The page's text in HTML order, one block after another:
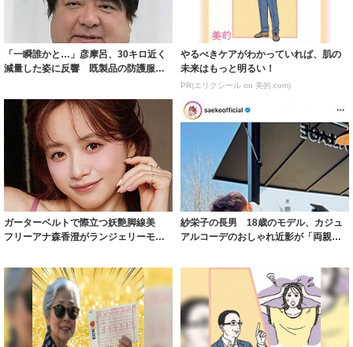
「一瞬誰かと…」彦摩呂、30キロ近く
減量した姿に反響 既製品の防護服が
やるべきケアがわかっていれば、肌の
未来はもっと明るい！
PR(エリクシール on 美的.com)
ガーターベルトで際立つ妖艶脚線美
フリーアナ森香澄がランジェリーモデ
紗栄子の長男 18歳のモデル、カジュ
アルコーデのおしゃれ近影が「両親の